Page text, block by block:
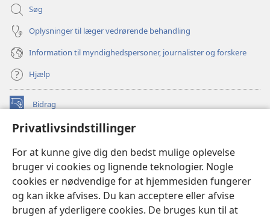
Privatlivsindstillinger
For at kunne give dig den bedst mulige oplevelse
bruger vi cookies og lignende teknologier. Nogle
cookies er nødvendige for at hjemmesiden fungerer
og kan ikke afvises. Du kan acceptere eller afvise
brugen af yderligere cookies. De bruges kun til at
Søg
Oplysninger til læger vedrørende behandling
Information til myndighedspersoner, journalister og forskere
Hjælp
Bidrag
(åbner
vindue)Watchtower ONLINE LIBRARY™
nyt
vindue)JW Hub
(åbner
nyt
vindue)JW Library